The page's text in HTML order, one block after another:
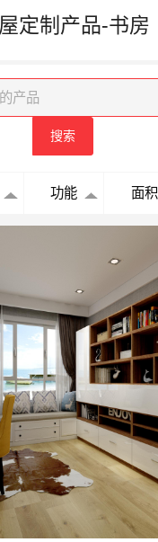
定制产品-书房
搜索
功能 面积